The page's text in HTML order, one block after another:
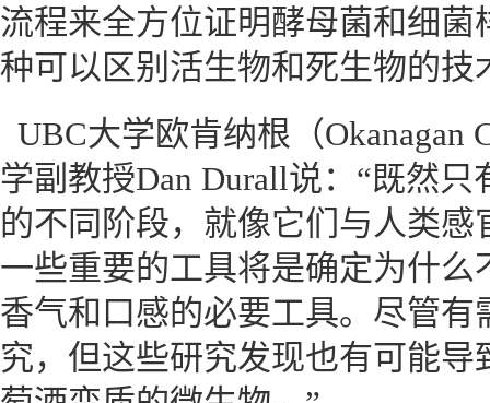
流程来全方位证明酵母菌和细
种可以区别活生物和死生物的技
UBC大学欧肯纳根（Okanagan
学副教授Dan Durall说：“既然
的不同阶段，就像它们与人类
一些重要的工具将是确定为什
香气和口感的必要工具。尽管
究，但这些研究发现也有可能